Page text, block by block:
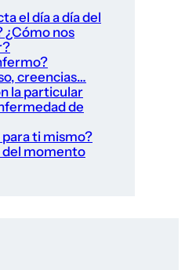
el día a día del
nos
creencias…
la particular
de
ti mismo?
momento